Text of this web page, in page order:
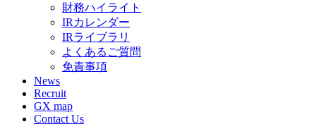
財務ハイライト
IRカレンダー
IRライブラリ
よくあるご質問
免責事項
News
Recruit
GX map
Contact Us